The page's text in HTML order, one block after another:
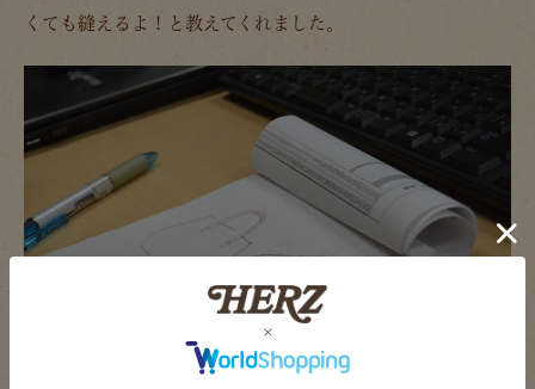
くても縫えるよ！と教えてくれました。